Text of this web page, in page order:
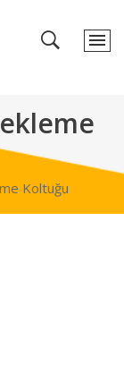
Koltuğu